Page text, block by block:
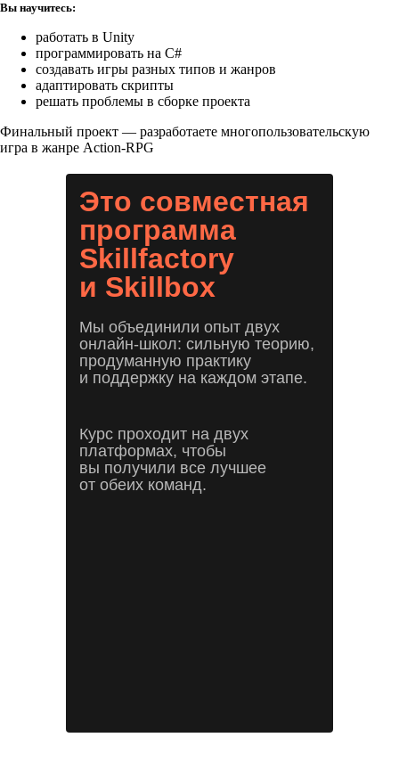
Вы научитесь:
работать в Unity
программировать на C#
создавать игры разных типов и жанров
адаптировать скрипты
решать проблемы в сборке проекта
Финальный проект — разработаете многопользовательскую
игра в жанре Action-RPG
Это совместная
программа
Skillfactory
и Skillbox
Мы объединили опыт двух
онлайн-школ: сильную теорию,
продуманную практику
и поддержку на каждом этапе.
Курс проходит на двух
платформах, чтобы
вы получили все лучшее
от обеих команд.